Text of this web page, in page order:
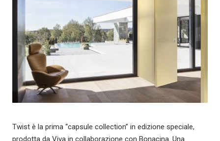
Twist è la prima “capsule collection” in edizione speciale,
prodotta da Viva in collaborazione con Bonacina. Una